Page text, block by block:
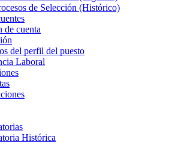
de Selección (Histórico)
de cuenta
del perfil del puesto
Laboral
Histórica